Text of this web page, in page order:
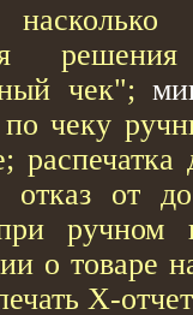
чек";
по чеку
распечатка
от
ручном
о товаре
Х-